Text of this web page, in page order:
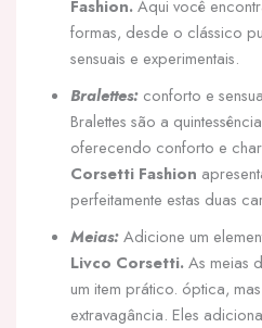
Fashion.Aqui você
formas, desde o clássico
sensuais e experimentais.
Bralettes: conforto e
Bralettes são a
oferecendo conforto e
Corsetti Fashion
perfeitamente estas duas
Meias:Adicione um
Livco Corsetti.As meias
um item prático. óptica,
extravagância. Eles